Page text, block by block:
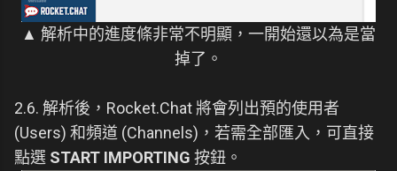
▲ 解析中的進度條非常不明顯，一開始還以為是當
掉了。
2.6. 解析後，Rocket.Chat 將會列出預的使用者
(Users) 和頻道 (Channels)，若需全部匯入，可直接
點選 START IMPORTING 按鈕。